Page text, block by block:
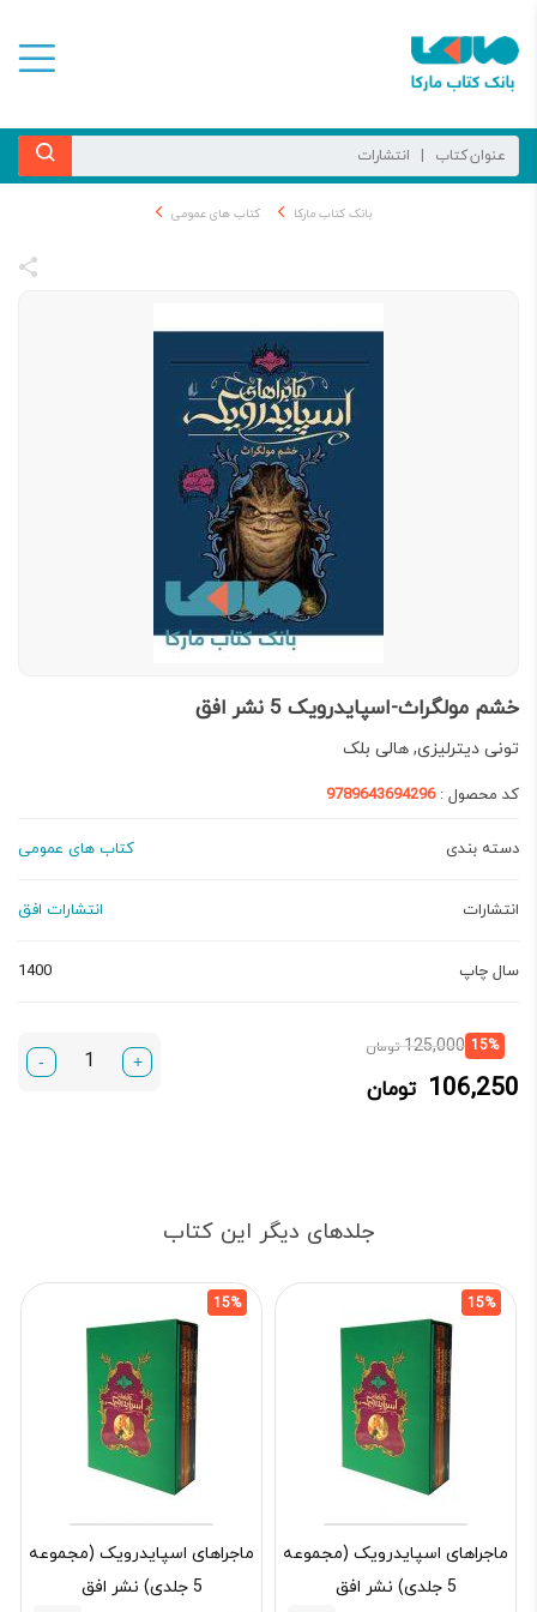
بانک کتاب مارکا کتاب های عمومی
خشم مولگراث-اسپایدرویک 5 نشر افق
تونی دیتر‌لیزی, هالی بلک
کد محصول :9789643694296
دسته بندی کتاب های عمومی
انتشارات انتشارات افق
سال چاپ 1400
15%
125,000 تومانقیمت
106,250 تومان
قیمت
106,250 تومان.
+
-
جلدهای دیگر این کتاب
15%
ماجراهای اسپایدرویک (مجموعه
5 جلدی) نشر افق
15%
ماجراهای اسپایدرویک (مجموعه
5 جلدی) نشر افق